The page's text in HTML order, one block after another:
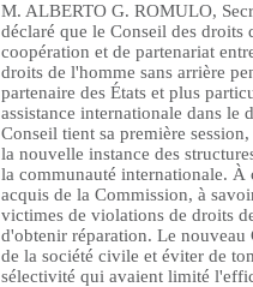
M. ALBERTO G. ROMULO,
déclaré que le Conseil des droits
coopération et de partenariat
droits de l'homme sans arrière
partenaire des États et plus
assistance internationale dans le
Conseil tient sa première
la nouvelle instance des
la communauté internationale. À
acquis de la Commission, à
victimes de violations de droits
d'obtenir réparation. Le nouveau
de la société civile et éviter de
sélectivité qui avaient limité